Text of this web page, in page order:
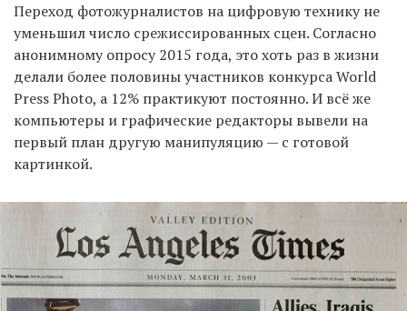
Переход фотожурналистов на цифровую технику не
уменьшил число срежиссированных сцен. Согласно
анонимному опросу 2015 года, это хоть раз в жизни
делали более половины участников конкурса World
Press Photo, а 12% практикуют постоянно. И всё же
компьютеры и графические редакторы вывели на
первый план другую манипуляцию — с готовой
картинкой.